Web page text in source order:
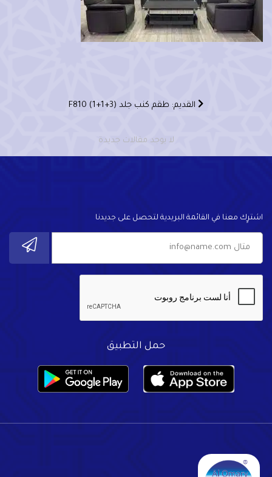
القديم: طقم كنب جلد (3+1+1) F810
لا يوجد مقالات جديدة
اشترٍك معنا في القائمة البريدية لتحصل على جديدنا
حمل التطبيق